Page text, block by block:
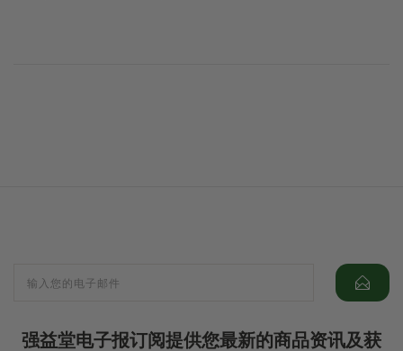
强益堂电子报订阅提供您最新的商品资讯及获